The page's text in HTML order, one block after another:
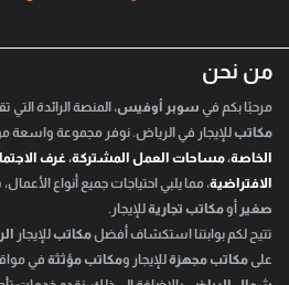
من نحن
مرحبًا بكم في سوبر أوفيس، المنصة الرائدة
مكاتبللإيجار في الرياض. نوفر مجموعة واسعة
الخاصة،مساحات العمل المشتركة،غرف
الافتراضية، مما يلبي احتياجات جميع أنواع
صغير أومكاتب تجاريةللإيجار.
تتيح لكم بوابتنا استكشاف أفضل مكاتبللإيجار
على مكاتب مجهزةللإيجار ومكاتب مؤثثة في